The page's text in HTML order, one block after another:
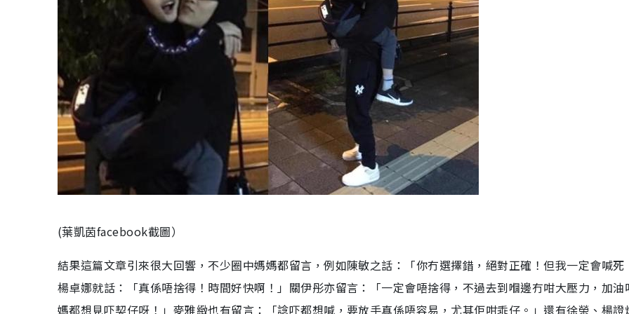
(葉凱茵facebook截圖）
結果這篇文章引來很大回響，不少圈中媽媽都留言，例如陳敏之話：「你冇選擇錯，絕對正確！但我一定會喊死
楊卓娜就話：「真係唔捨得！時間好快啊！」關伊彤亦留言：「一定會唔捨得，不過去到嗰邊冇咁大壓力，加油
媽都想見吓契仔呀！」麥雅緻也有留言：「諗吓都想喊，要放手真係唔容易，尤其佢咁乖仔。」還有徐榮、楊證